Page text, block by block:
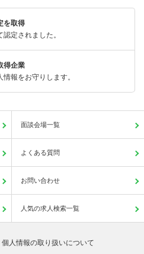
を取得
定されました。
得企業
報をお守りします。
面談会場一覧
よくある質問
お問い合わせ
人気の求人検索一覧
個人情報の取り扱いについて